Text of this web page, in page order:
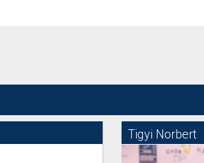
Tigyi Norbert